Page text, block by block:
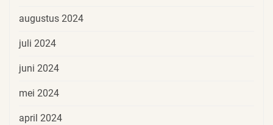
augustus 2024
juli 2024
juni 2024
mei 2024
april 2024